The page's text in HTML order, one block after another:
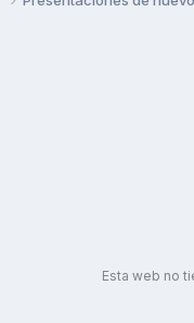
Esta web no